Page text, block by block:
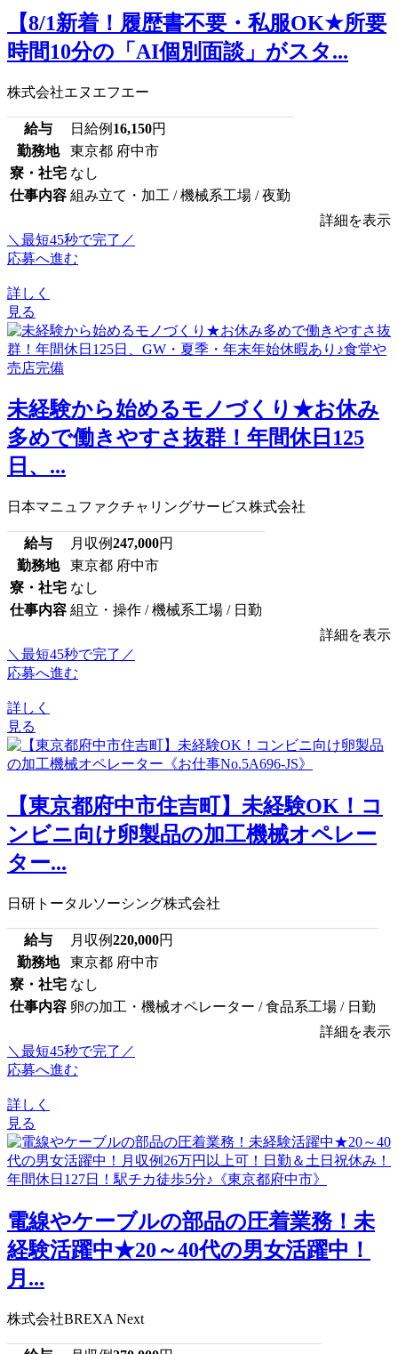
【8/1新着！履歴書不要・私服OK★所要
時間10分の「AI個別面談」がスタ...
株式会社エヌエフエー
給与 日給例 16,150円
勤務地
東京都 府中市
寮・社宅 なし
仕事内容 組み立て・加工 / 機械系工場 / 夜勤
詳細を表示
＼最短45秒で完了／
応募へ進む
詳しく
見る
未経験から始めるモノづくり★お休み
多めで働きやすさ抜群！年間休日125
日、...
日本マニュファクチャリングサービス株式会社
給与 月収例247,000円
勤務地
東京都 府中市
寮・社宅 なし
仕事内容 組立・操作 / 機械系工場 / 日勤
詳細を表示
＼最短45秒で完了／
応募へ進む
詳しく
見る
【東京都府中市住吉町】未経験OK！コ
ンビニ向け卵製品の加工機械オペレー
ター...
日研トータルソーシング株式会社
給与 月収例220,000円
勤務地
東京都 府中市
寮・社宅 なし
仕事内容 卵の加工・機械オペレーター / 食品系工場 / 日勤
詳細を表示
＼最短45秒で完了／
応募へ進む
詳しく
見る
電線やケーブルの部品の圧着業務！未
経験活躍中★20～40代の男女活躍中！
月...
株式会社BREXA Next